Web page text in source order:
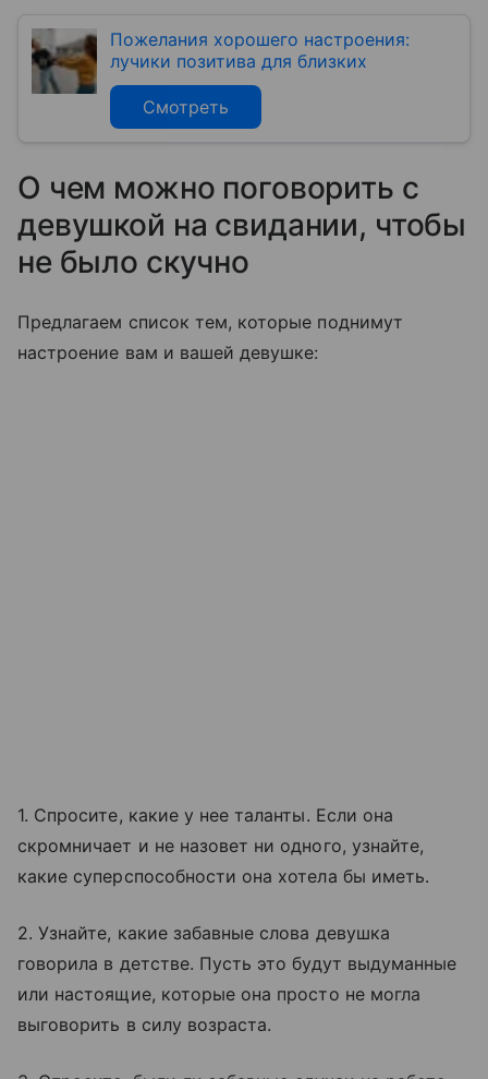
Пожелания хорошего настроения:
лучики позитива для близких
Смотреть
О чем можно поговорить с
девушкой на свидании, чтобы
не было скучно
Предлагаем список тем, которые поднимут
настроение вам и вашей девушке:
1. Спросите, какие у нее таланты. Если она
скромничает и не назовет ни одного, узнайте,
какие суперспособности она хотела бы иметь.
2. Узнайте, какие забавные слова девушка
говорила в детстве. Пусть это будут выдуманные
или настоящие, которые она просто не могла
выговорить в силу возраста.